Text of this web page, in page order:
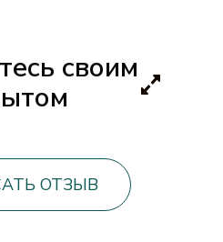
своим
ОТЗЫВ